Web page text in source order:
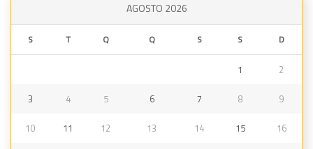
AGOSTO 2026
S T Q Q S S D
1 2
3 4 5 6 7 8 9
10 11 12 13 14 15 16